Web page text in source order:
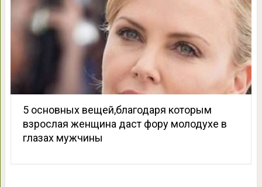
5 основных вещей,благодаря которым
взрослая женщина даст фору молодухе в
глазах мужчины